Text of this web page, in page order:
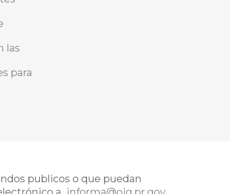
las
para
publicos o que puedan